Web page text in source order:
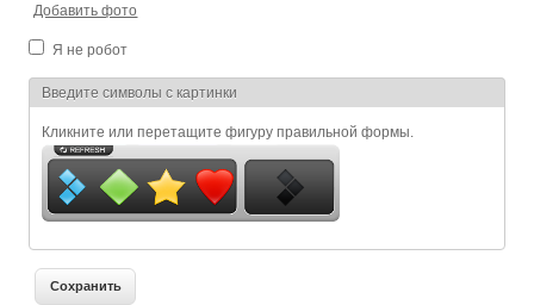
Добавить фото
Я не робот
Я спамер
Введите символы с картинки
Кликните или перетащите фигуру правильной формы.